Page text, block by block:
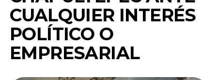
CUALQUIER INTERÉS
POLÍTICO O
EMPRESARIAL